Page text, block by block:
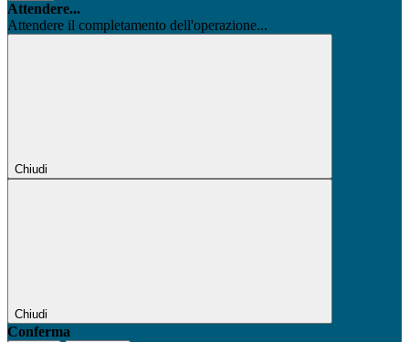
Attendere...
Attendere il completamento dell'operazione...
Chiudi
Chiudi
Conferma